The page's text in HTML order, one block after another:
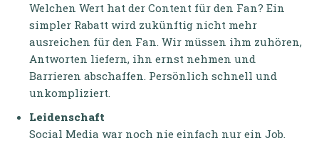
Welchen Wert hat der Content für den Fan? Ein
simpler Rabatt wird zukünftig nicht mehr
ausreichen für den Fan. Wir müssen ihm zuhören,
Antworten liefern, ihn ernst nehmen und
Barrieren abschaffen. Persönlich schnell und
unkompliziert.
Leidenschaft
Social Media war noch nie einfach nur ein Job.